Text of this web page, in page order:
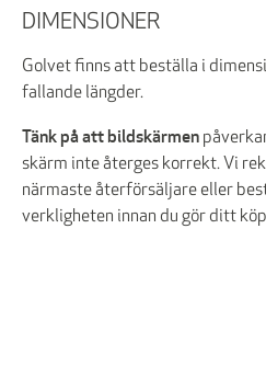
DIMENSIONER
Golvet finns att beställa i
fallande längder.
Tänk på att bildskärmen
skärm inte återges korrekt. Vi
närmaste återförsäljare eller
verkligheten innan du gör ditt